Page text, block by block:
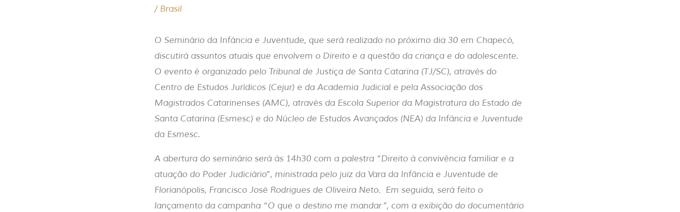
/ Brasil
O Seminário da Infância e Juventude, que será realizado no próximo dia 30 em Chapecó,
discutirá assuntos atuais que envolvem o Direito e a questão da criança e do adolescente.
O evento é organizado pelo Tribunal de Justiça de Santa Catarina (TJ/SC), através do
Centro de Estudos Jurídicos (Cejur) e da Academia Judicial e pela Associação dos
Magistrados Catarinenses (AMC), através da Escola Superior da Magistratura do Estado de
Santa Catarina (Esmesc) e do Núcleo de Estudos Avançados (NEA) da Infância e Juventude
da Esmesc.
A abertura do seminário será às 14h30 com a palestra “Direito à convivência familiar e a
atuação do Poder Judiciário”, ministrada pelo juiz da Vara da Infância e Juventude de
Florianópolis, Francisco José Rodrigues de Oliveira Neto. Em seguida, será feito o
lançamento da campanha “O que o destino me mandar”, com a exibição do documentário